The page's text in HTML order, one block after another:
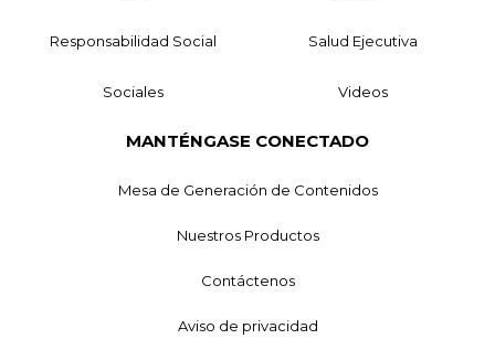
Responsabilidad Social Salud Ejecutiva
Sociales Videos
MANTÉNGASE CONECTADO
Mesa de Generación de Contenidos
Nuestros Productos
Contáctenos
Aviso de privacidad